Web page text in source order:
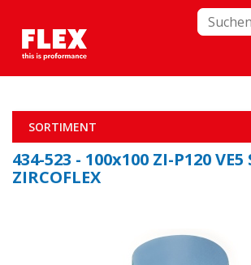
SORTIMENT
434-523 - 100x100 ZI-P120
ZIRCOFLEX